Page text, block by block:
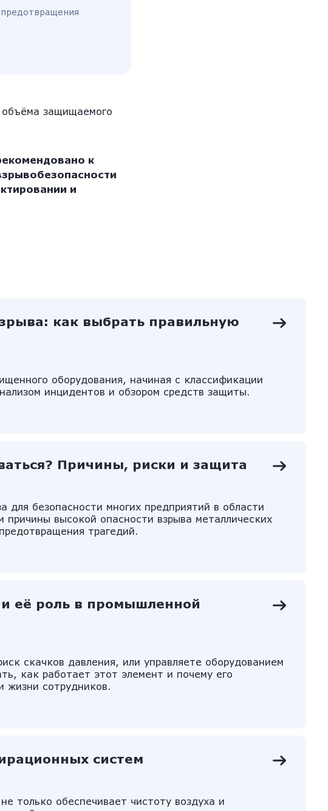
защищаемого
к
и
как выбрать правильную
оборудования, начиная с классификации
инцидентов и обзором средств защиты.
Причины, риски и защита
для безопасности многих предприятий в области
высокой опасности взрыва металлических
трагедий.
её роль в промышленной
скачков давления, или управляете оборудованием
как работает этот элемент и почему его
жизни сотрудников.
систем
только обеспечивает чистоту воздуха и